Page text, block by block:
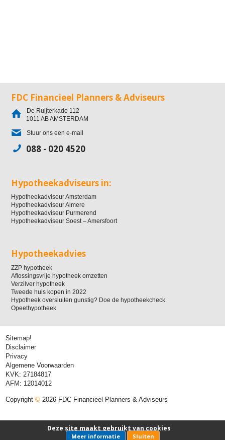
FDC Financieel Planners & Adviseurs
De Ruijterkade 112
1011 ABAMSTERDAM
Stuur ons een e-mail
088 - 020 4520
Hypotheekadviseurs in:
Hypotheekadviseur Amsterdam
Hypotheekadviseur Almere
Hypotheekadviseur Purmerend
Hypotheekadviseur Soest – Amersfoort
Hypotheekadvies
ZZP hypotheek
Aflossingsvrije hypotheek omzetten
Verzilver hypotheek
Tweede huis kopen in 2022
Hypotheek oversluiten gunstig? Doe de hypotheekcheck
Opeethypotheek
Sitemap!
Disclaimer
Privacy
Algemene Voorwaarden
KVK: 27184817
AFM: 12014012
Copyright© 2026 FDC Financieel Planners & Adviseurs
Deze site maakt gebruikt van cookies
Meer informatie Sluiten